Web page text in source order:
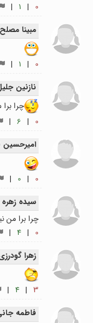
0
|
1
|
مبینا مصلح
0
|
1
|
نازنین
چرا
0
|
6
|
امیرحسین
0
|
0
|
سیده
چرا برا من
0
|
4
|
زهرا
3
|
4
|
فاطمه